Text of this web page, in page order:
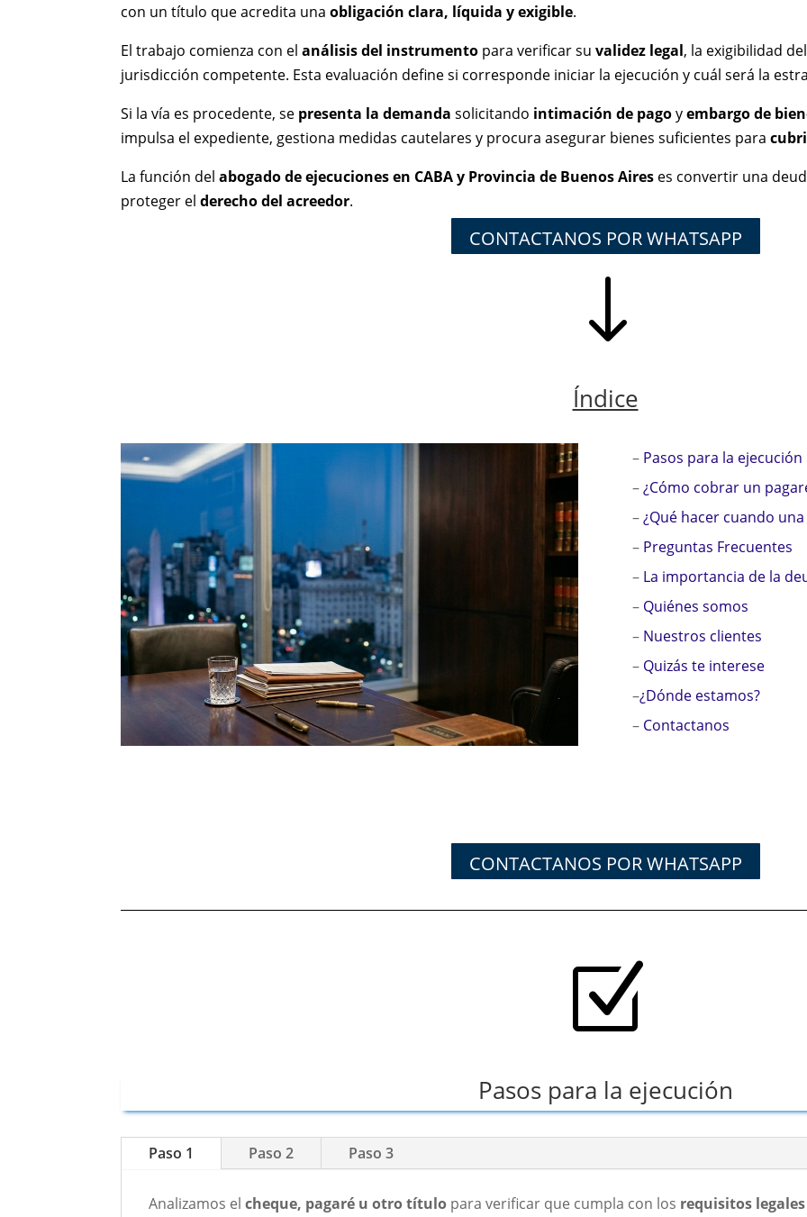
con un título que acredita unaobligación clara, líquida y exigible.
El trabajo comienza con elanálisis del instrumento para verificar suvalidez legal, la exigibilidad
jurisdicción competente. Esta evaluación define si corresponde iniciar la ejecución y cuál será la
Si la vía es procedente, se presenta la demanda solicitando intimación de pagoyembargo de
impulsa el expediente, gestiona medidas cautelares y procura asegurar bienes suficientes para
La función delabogado de ejecuciones en CABA y Provincia de Buenos Aires es convertir una
proteger elderecho del acreedor.
CONTACTANOS POR WHATSAPP
"
Índice
– Pasos para la ejecución
–¿Cómo cobrar un
–¿Qué hacer cuando
– Preguntas Frecuentes
– La importancia de la
– Quiénes somos
– Nuestros clientes
– Quizás te interese
–¿Dónde estamos?
– Contactanos
CONTACTANOS POR WHATSAPP
Z
Pasos para la ejecución
Paso 1 Paso 2 Paso 3
Analizamos elcheque, pagaré u otro título para verificar que cumpla con los requisitos